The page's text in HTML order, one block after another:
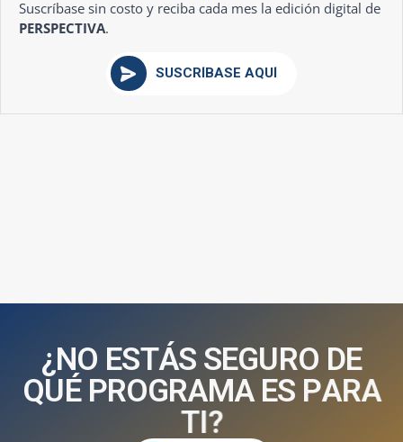
Suscríbase sin costo y reciba cada mes la edición digital de
PERSPECTIVA.
SUSCRÍBASE AQUÍ
¿NO ESTÁS SEGURO DE
QUÉ PROGRAMA ES PARA
TI?